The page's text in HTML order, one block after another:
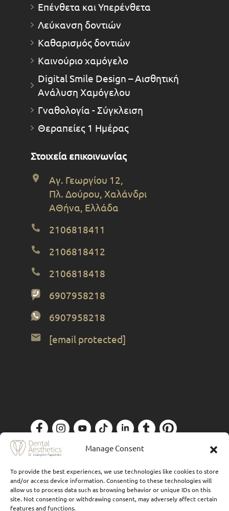
Manage Consent
To provide the best experiences, we use technologies like cookies to store
and/or access device information. Consenting to these technologies will
allow us to process data such as browsing behavior or unique IDs on this
site. Not consenting or withdrawing consent, may adversely affect certain
features and functions.
Επένθετα και Υπερένθετα
Λεύκανση δοντιών
Καθαρισμός δοντιών
Καινούριο χαμόγελο
Digital Smile Design – Αισθητική
Ανάλυση Χαμόγελου
Γναθολογία - Σύγκλειση
Θεραπείες 1 Ημέρας
Στοιχεία επικοινωνίας
Αγ. Γεωργίου 12,
Πλ. Δούρου, Χαλάνδρι
ΑΘήνα, Ελλάδα
2106818411
2106818412
2106818418
6907958218
6907958218
[email protected]
Πολιτική Απορρήτου| Designed by Forthright